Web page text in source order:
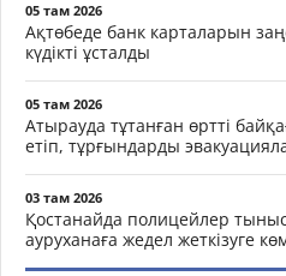
05 там 2026
Ақтөбеде банк карталарын
күдікті ұсталды
05 там 2026
Атырауда тұтанған өртті
етіп, тұрғындарды
03 там 2026
Қостанайда полицейлер
ауруханаға жедел жеткізуге